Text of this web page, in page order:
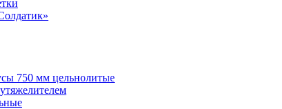
750 мм цельнолитые